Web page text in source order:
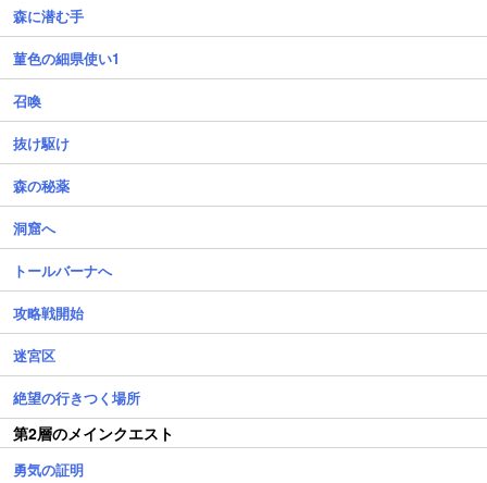
森に潜む手
菫色の細県使い1
召喚
抜け駆け
森の秘薬
洞窟へ
トールバーナへ
攻略戦開始
迷宮区
絶望の行きつく場所
第2層のメインクエスト
勇気の証明